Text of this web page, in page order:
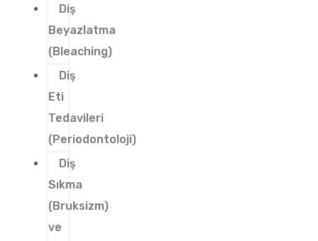
Diş
Beyazlatma
(Bleaching)
Diş
Eti
Tedavileri
(Periodontoloji)
Diş
Sıkma
(Bruksizm)
ve